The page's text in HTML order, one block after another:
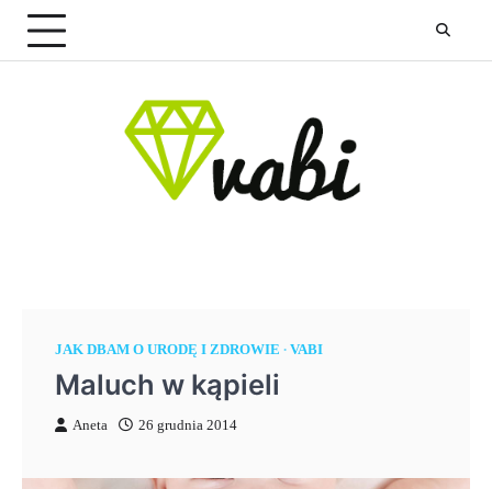
Skip
content
JAK DBAM O URODĘ I ZDROWIE VABI
Maluch w kąpieli
Aneta 26 grudnia 2014